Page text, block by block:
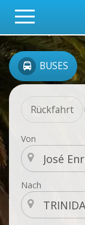
BUSES
Rückfahrt
Von
Nach